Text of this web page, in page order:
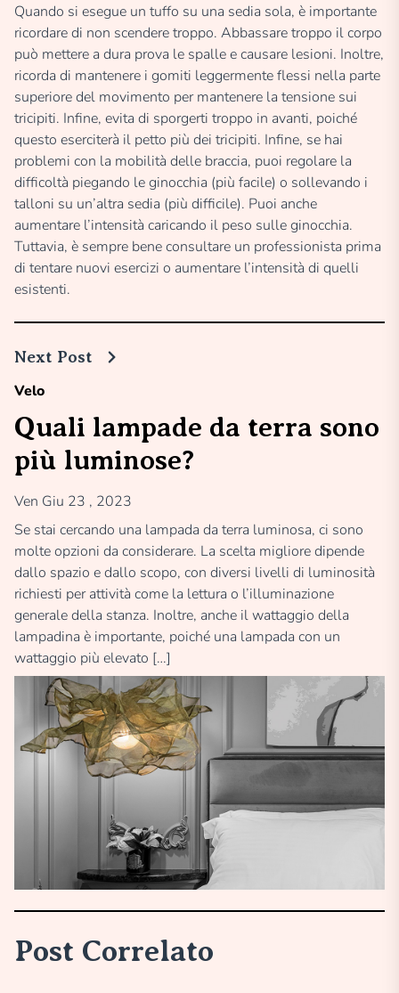
Quando si esegue un tuffo su una sedia sola, è importante
ricordare di non scendere troppo. Abbassare troppo il corpo
può mettere a dura prova le spalle e causare lesioni. Inoltre,
ricorda di mantenere i gomiti leggermente flessi nella parte
superiore del movimento per mantenere la tensione sui
tricipiti. Infine, evita di sporgerti troppo in avanti, poiché
questo eserciterà il petto più dei tricipiti. Infine, se hai
problemi con la mobilità delle braccia, puoi regolare la
difficoltà piegando le ginocchia (più facile) o sollevando i
talloni su un’altra sedia (più difficile). Puoi anche
aumentare l’intensità caricando il peso sulle ginocchia.
Tuttavia, è sempre bene consultare un professionista prima
di tentare nuovi esercizi o aumentare l’intensità di quelli
esistenti.
Next Post
Velo
Quali lampade da terra sono
più luminose?
Ven Giu 23 , 2023
Se stai cercando una lampada da terra luminosa, ci sono
molte opzioni da considerare. La scelta migliore dipende
dallo spazio e dallo scopo, con diversi livelli di luminosità
richiesti per attività come la lettura o l’illuminazione
generale della stanza. Inoltre, anche il wattaggio della
lampadina è importante, poiché una lampada con un
wattaggio più elevato […]
Post Correlato